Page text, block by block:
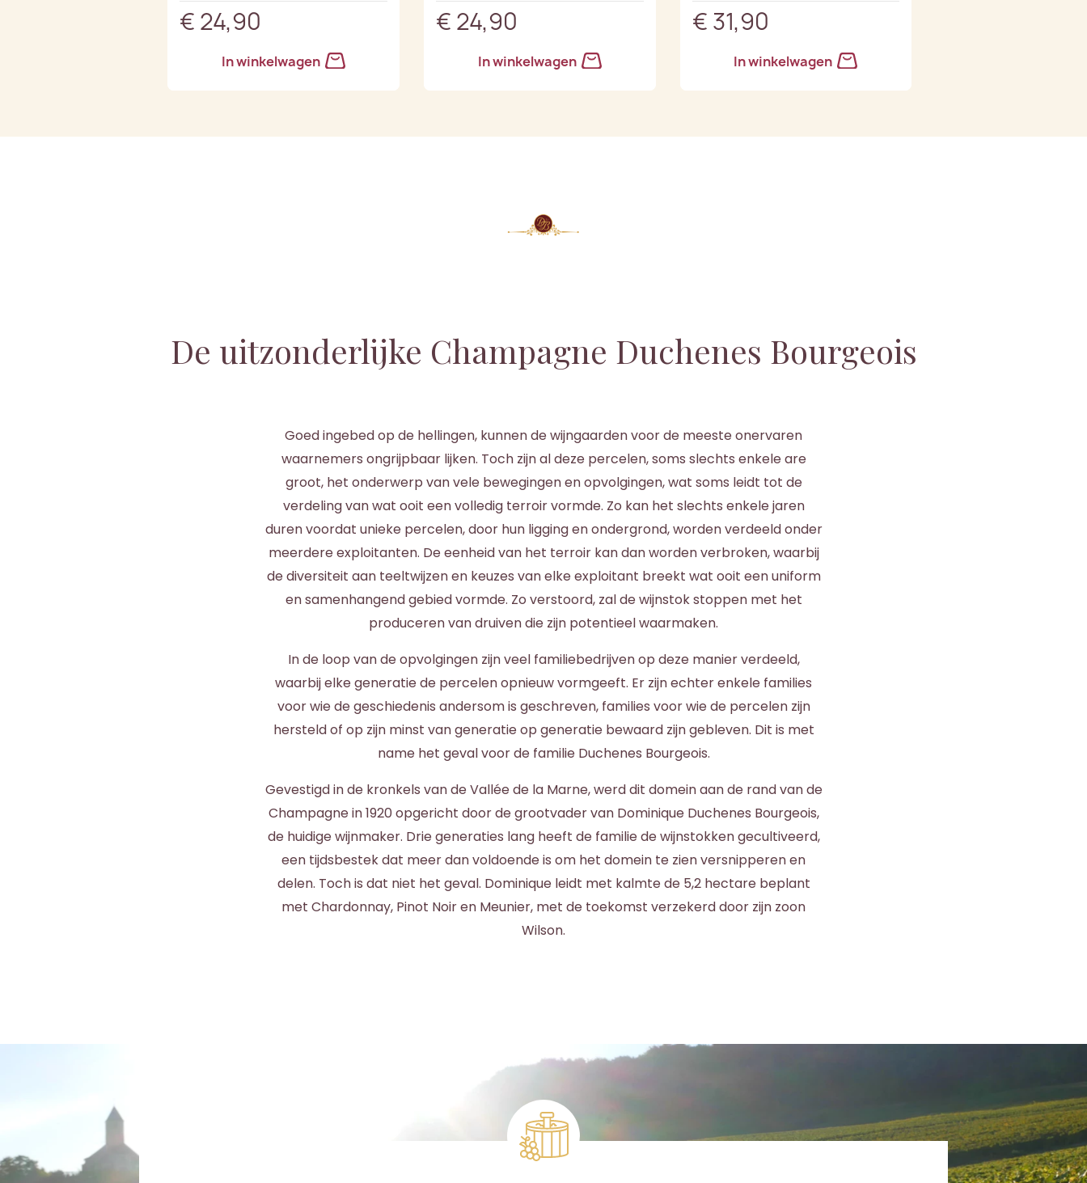
€ 24,90
In winkelwagen
€ 24,90
In winkelwagen
€ 31,90
In winkelwagen
De uitzonderlijke Champagne Duchenes Bourgeois
Goed ingebed op de hellingen, kunnen de wijngaarden voor de meeste onervaren
waarnemers ongrijpbaar lijken. Toch zijn al deze percelen, soms slechts enkele are
groot, het onderwerp van vele bewegingen en opvolgingen, wat soms leidt tot de
verdeling van wat ooit een volledig terroir vormde. Zo kan het slechts enkele jaren
duren voordat unieke percelen, door hun ligging en ondergrond, worden verdeeld onder
meerdere exploitanten. De eenheid van het terroir kan dan worden verbroken, waarbij
de diversiteit aan teeltwijzen en keuzes van elke exploitant breekt wat ooit een uniform
en samenhangend gebied vormde. Zo verstoord, zal de wijnstok stoppen met het
produceren van druiven die zijn potentieel waarmaken.
In de loop van de opvolgingen zijn veel familiebedrijven op deze manier verdeeld,
waarbij elke generatie de percelen opnieuw vormgeeft. Er zijn echter enkele families
voor wie de geschiedenis andersom is geschreven, families voor wie de percelen zijn
hersteld of op zijn minst van generatie op generatie bewaard zijn gebleven. Dit is met
name het geval voor de familie Duchenes Bourgeois.
Gevestigd in de kronkels van de Vallée de la Marne, werd dit domein aan de rand van de
Champagne in 1920 opgericht door de grootvader van Dominique Duchenes Bourgeois,
de huidige wijnmaker. Drie generaties lang heeft de familie de wijnstokken gecultiveerd,
een tijdsbestek dat meer dan voldoende is om het domein te zien versnipperen en
delen. Toch is dat niet het geval. Dominique leidt met kalmte de 5,2 hectare beplant
met Chardonnay, Pinot Noir en Meunier, met de toekomst verzekerd door zijn zoon
Wilson.